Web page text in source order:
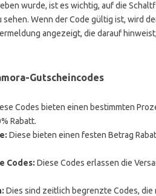
wurde, ist es wichtig, auf die
sehen. Wenn der Code gültig ist, wird
angezeigt, die darauf
Gutscheincodes
Codes bieten einen bestimmten
Rabatt.
Diese bieten einen festen Betrag
Codes: Diese Codes erlassen die
Dies sind zeitlich begrenzte Codes,